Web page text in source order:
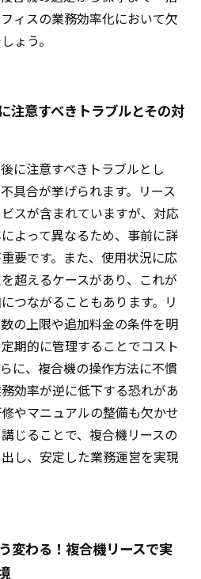
ィスの業務効率化において欠
ょう。
注意すべきトラブルとその対
に注意すべきトラブルとし
具合が挙げられます。リース
スが含まれていますが、対応
よって異なるため、事前に詳
要です。また、使用状況に応
超えるケースがあり、これが
つながることもあります。リ
の上限や追加料金の条件を明
期的に管理することでコスト
に、複合機の操作方法に不慣
効率が逆に低下する恐れがあ
やマニュアルの整備も欠かせ
じることで、複合機リースの
し、安定した業務運営を実現
変わる！複合機リースで実